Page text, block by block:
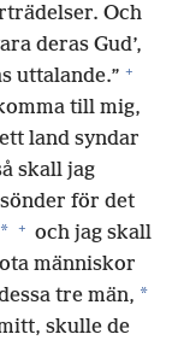
Och
deras Gud’,
uttalande.” +
till mig,
land syndar
skall jag
för det
* + och jag skall
människor
tre män, *
skulle de